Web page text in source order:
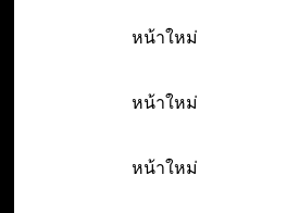
หน้าใหม่
หน้าใหม่
หน้าใหม่